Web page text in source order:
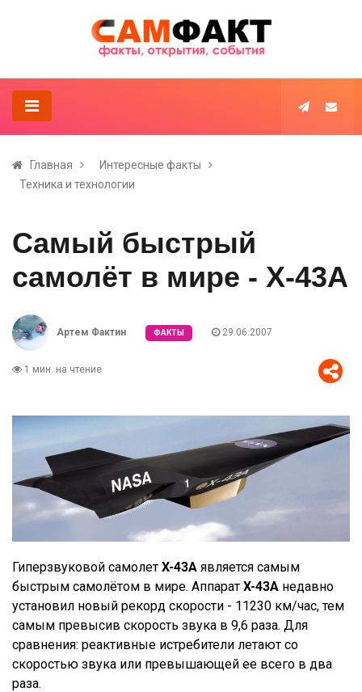
Главная
Интересные факты
Техника и технологии
Самый быстрый
самолёт в мире - X-43A
Артем Фактин ФАКТЫ 29.06.2007
1 мин. на чтение
Гиперзвуковой самолет X-43A является самым
быстрым самолётом в мире. Аппарат X-43A недавно
установил новый рекорд скорости - 11230 км/час, тем
самым превысив скорость звука в 9,6 раза. Для
сравнения: реактивные истребители летают со
скоростью звука или превышающей ее всего в два
раза.